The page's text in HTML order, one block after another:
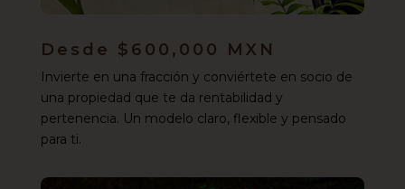
Desde $600,000 MXN
Invierte en una fracción y conviértete en socio de
una propiedad que te da rentabilidad y
pertenencia. Un modelo claro, flexible y pensado
para ti.